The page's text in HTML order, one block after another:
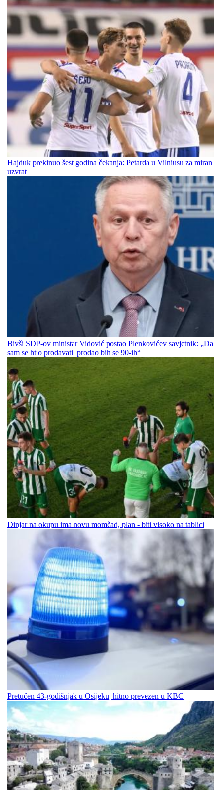
Hajduk prekinuo šest godina čekanja: Petarda u Vilniusu za miran
uzvrat
Bivši SDP-ov ministar Vidović postao Plenkovićev savjetnik: „Da
sam se htio prodavati, prodao bih se 90-ih“
Dinjar na okupu ima novu momčad, plan - biti visoko na tablici
Pretučen 43-godišnjak u Osijeku, hitno prevezen u KBC